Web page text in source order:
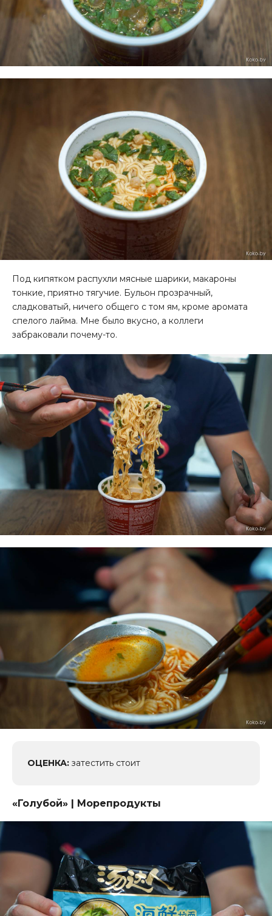
Под кипятком распухли мясные шарики, макароны
тонкие, приятно тягучие. Бульон прозрачный,
сладковатый, ничего общего с том ям, кроме аромата
спелого лайма. Мне было вкусно, а коллеги
забраковали почему-то.
ОЦЕНКА: затестить стоит
«Голубой» | Морепродукты